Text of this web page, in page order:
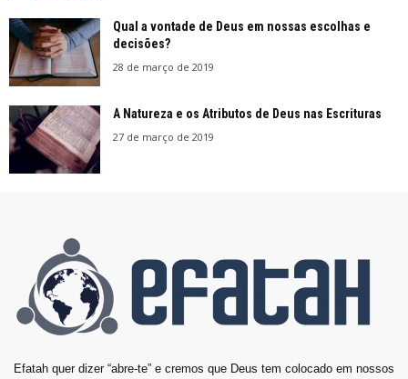
Qual a vontade de Deus em nossas escolhas e
decisões?
28 de março de 2019
A Natureza e os Atributos de Deus nas Escrituras
27 de março de 2019
Efatah quer dizer “abre-te” e cremos que Deus tem colocado em nossos